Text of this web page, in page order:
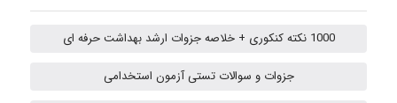
emami 1000 نکته کنکوری + خلاصه جزوات ارشد بهداشت حرفه ای
جزوات و سوالات تستی آزمون استخدامی